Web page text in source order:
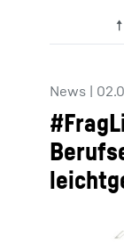
News |